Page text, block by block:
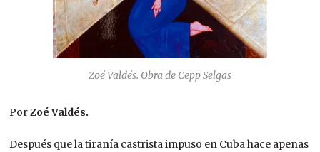
Zoé Valdés. Obra de Cepp Selgas
PorZoé Valdés.
Después que la tiranía castrista impuso en Cuba hace apenas